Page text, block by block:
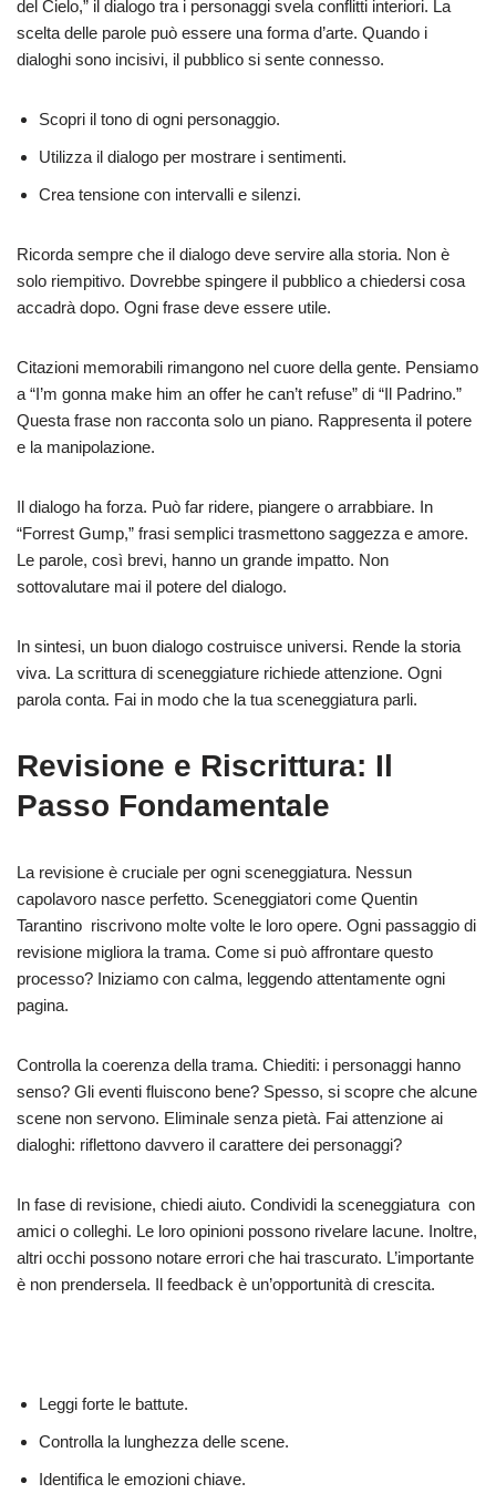
del Cielo,” il dialogo tra i personaggi svela conflitti interiori. La
scelta delle parole può essere una forma d’arte. Quando i
dialoghi sono incisivi, il pubblico si sente connesso.
Scopri il tono di ogni personaggio.
Utilizza il dialogo per mostrare i sentimenti.
Crea tensione con intervalli e silenzi.
Ricorda sempre che il dialogo deve servire alla storia. Non è
solo riempitivo. Dovrebbe spingere il pubblico a chiedersi cosa
accadrà dopo. Ogni frase deve essere utile.
Citazioni memorabili rimangono nel cuore della gente. Pensiamo
a “I’m gonna make him an offer he can’t refuse” di “Il Padrino.”
Questa frase non racconta solo un piano. Rappresenta il potere
e la manipolazione.
Il dialogo ha forza. Può far ridere, piangere o arrabbiare. In
“Forrest Gump,” frasi semplici trasmettono saggezza e amore.
Le parole, così brevi, hanno un grande impatto. Non
sottovalutare mai il potere del dialogo.
In sintesi, un buon dialogo costruisce universi. Rende la storia
viva. La scrittura di sceneggiature richiede attenzione. Ogni
parola conta. Fai in modo che la tua sceneggiatura parli.
Revisione e Riscrittura: Il
Passo Fondamentale
La revisione è cruciale per ogni sceneggiatura. Nessun
capolavoro nasce perfetto. Sceneggiatori come Quentin
Tarantino riscrivono molte volte le loro opere. Ogni passaggio di
revisione migliora la trama. Come si può affrontare questo
processo? Iniziamo con calma, leggendo attentamente ogni
pagina.
Controlla la coerenza della trama. Chiediti: i personaggi hanno
senso? Gli eventi fluiscono bene? Spesso, si scopre che alcune
scene non servono. Eliminale senza pietà. Fai attenzione ai
dialoghi: riflettono davvero il carattere dei personaggi?
In fase di revisione, chiedi aiuto. Condividi la sceneggiatura con
amici o colleghi. Le loro opinioni possono rivelare lacune. Inoltre,
altri occhi possono notare errori che hai trascurato. L’importante
è non prendersela. Il feedback è un’opportunità di crescita.
Leggi forte le battute.
Controlla la lunghezza delle scene.
Identifica le emozioni chiave.